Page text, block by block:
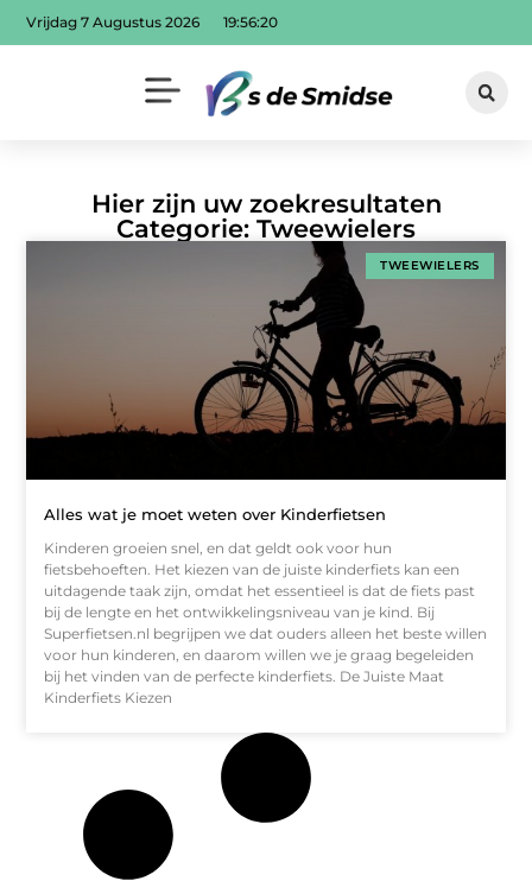
Vrijdag 7 Augustus 2026 19:56:20
Hier zijn uw zoekresultaten
Categorie: Tweewielers
TWEEWIELERS
Alles wat je moet weten over Kinderfietsen
Kinderen groeien snel, en dat geldt ook voor hun
fietsbehoeften. Het kiezen van de juiste kinderfiets kan een
uitdagende taak zijn, omdat het essentieel is dat de fiets past
bij de lengte en het ontwikkelingsniveau van je kind. Bij
Superfietsen.nl begrijpen we dat ouders alleen het beste willen
voor hun kinderen, en daarom willen we je graag begeleiden
bij het vinden van de perfecte kinderfiets. De Juiste Maat
Kinderfiets Kiezen